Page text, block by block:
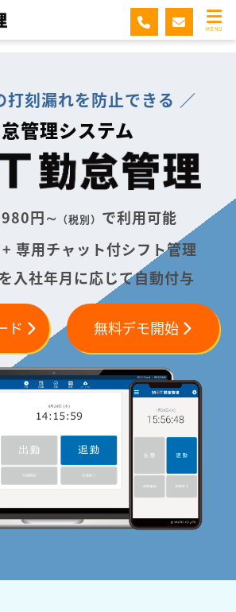
MENU
打刻漏れを防止できる ／
管理システム
円∼ （税別） で利用可能
専用チャット付シフト管理
入社年月に応じて自動付与
ド 無料デモ開始